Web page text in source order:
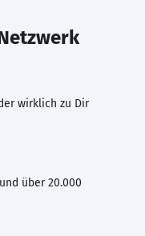
wirklich zu Dir
über 20.000